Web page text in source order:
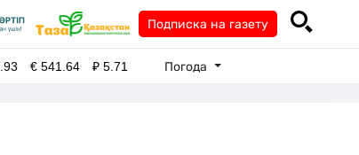
Подписка на газету
€541.64 ₽5.71 Погода